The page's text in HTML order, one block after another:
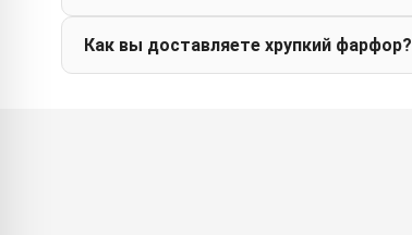
Как вы доставляете хрупкий фарфор?